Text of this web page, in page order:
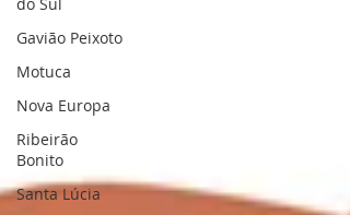
Gavião Peixoto
Motuca
Nova Europa
Ribeirão
Bonito
Santa Lúcia